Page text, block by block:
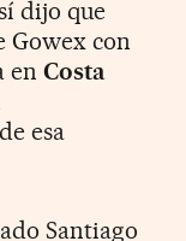
dijo que
Gowex con
en Costa
esa
Santiago